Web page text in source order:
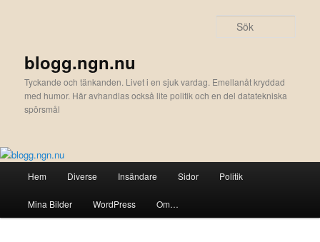
blogg.ngn.nu
Tyckande och tänkanden. Livet i en sjuk vardag. Emellanåt kryddad
med humor. Här avhandlas också lite politik och en del datatekniska
spörsmål
Hem Diverse Insändare Sidor Politik
Mina Bilder WordPress Om…